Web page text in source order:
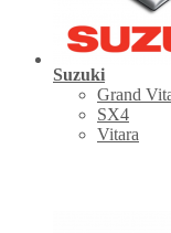
Suzuki
Grand
SX4
Vitara